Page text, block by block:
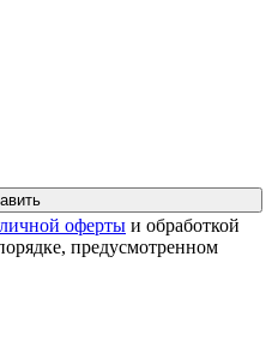
оферты и обработкой
предусмотренном